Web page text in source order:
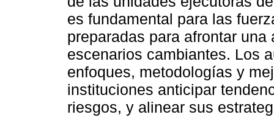
es fundamental para las
preparadas para afrontar
escenarios cambiantes. Los
enfoques, metodologías y
instituciones anticipar
riesgos, y alinear sus